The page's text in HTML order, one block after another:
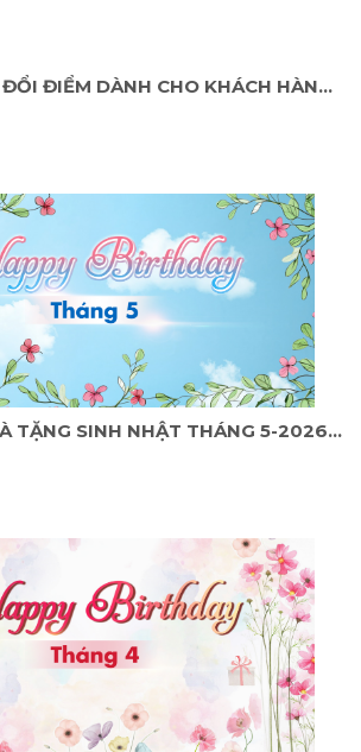
CHƯƠNG TRÌNH ĐỔI ĐIỂM DÀNH CHO KHÁCH HÀNG CÁ NHÂN TẠI NPP_ĐỢT 1 2026
THÔNG BÁO QUÀ TẶNG SINH NHẬT THÁNG 5-2026 DÀNH CHO KHÁCH HÀNG TẠI NPP